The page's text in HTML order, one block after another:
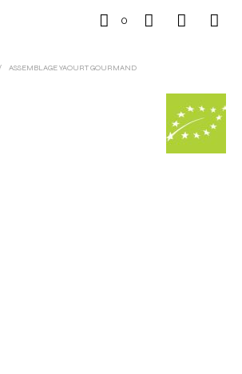
0
ASSEMBLAGE YAOURT GOURMAND